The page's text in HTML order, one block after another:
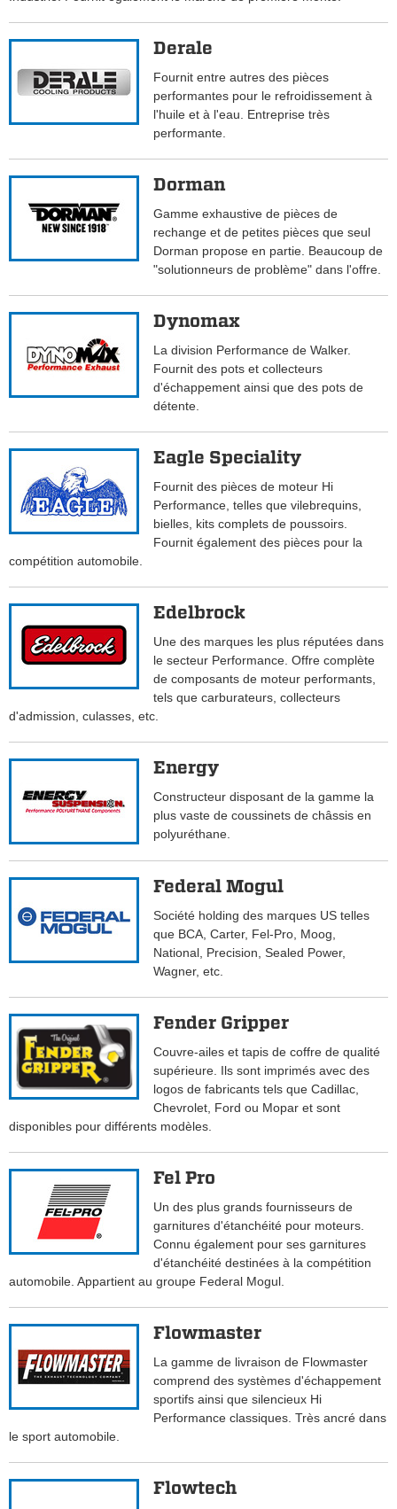
Derale
Fournit entre autres des pièces
performantes pour le refroidissement à
l'huile et à l'eau. Entreprise très
performante.
Dorman
Gamme exhaustive de pièces de
rechange et de petites pièces que seul
Dorman propose en partie. Beaucoup de
"solutionneurs de problème" dans l'offre.
Dynomax
La division Performance de Walker.
Fournit des pots et collecteurs
d'échappement ainsi que des pots de
détente.
Eagle Speciality
Fournit des pièces de moteur Hi
Performance, telles que vilebrequins,
bielles, kits complets de poussoirs.
Fournit également des pièces pour la
compétition automobile.
Edelbrock
Une des marques les plus réputées dans
le secteur Performance. Offre complète
de composants de moteur performants,
tels que carburateurs, collecteurs
d'admission, culasses, etc.
Energy
Constructeur disposant de la gamme la
plus vaste de coussinets de châssis en
polyuréthane.
Federal Mogul
Société holding des marques US telles
que BCA, Carter, Fel-Pro, Moog,
National, Precision, Sealed Power,
Wagner, etc.
Fender Gripper
Couvre-ailes et tapis de coffre de qualité
supérieure. Ils sont imprimés avec des
logos de fabricants tels que Cadillac,
Chevrolet, Ford ou Mopar et sont
disponibles pour différents modèles.
Fel Pro
Un des plus grands fournisseurs de
garnitures d'étanchéité pour moteurs.
Connu également pour ses garnitures
d'étanchéité destinées à la compétition
automobile. Appartient au groupe Federal Mogul.
Flowmaster
La gamme de livraison de Flowmaster
comprend des systèmes d'échappement
sportifs ainsi que silencieux Hi
Performance classiques. Très ancré dans
le sport automobile.
Flowtech